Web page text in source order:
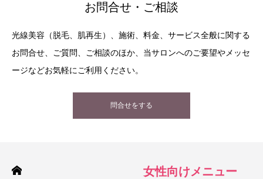
お問合せ・ご相談
光線美容（脱毛、肌再生）、施術、料金、サービス全般に関する
お問合せ、ご質問、ご相談のほか、当サロンへのご要望やメッセ
ージなどお気軽にご利用ください。
問合せをする
女性向けメニュー